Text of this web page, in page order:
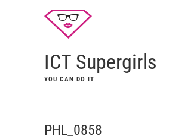
ICT Supergirls
YOU CAN DO IT
PHL_0858